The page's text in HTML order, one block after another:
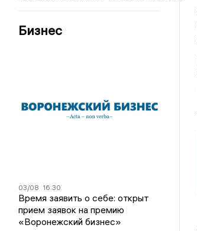
Бизнес
03/08 16:30
Время заявить о себе: открыт
прием заявок на премию
«Воронежский бизнес»